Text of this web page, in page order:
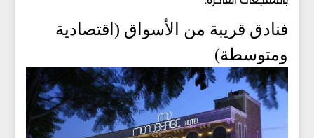
فنادق قريبة من الأسواق (اقتصادية
ومتوسطة)